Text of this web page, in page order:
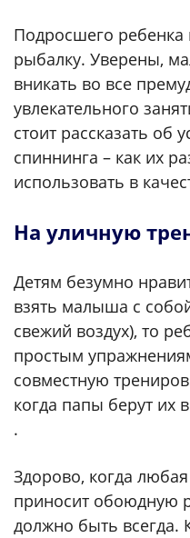
Подросшего ребенка
рыбалку. Уверены,
вникать во все
увлекательного
стоит рассказать об
спиннинга – как их
использовать в
На уличную
Детям безумно
взять малыша с
свежий воздух), то
простым
совместную
когда папы берут их
.
Здорово, когда
приносит обоюдную
должно быть всегда.